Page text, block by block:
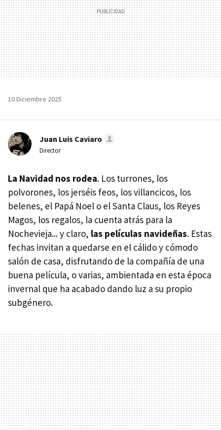
10 Diciembre 2025
Juan Luis Caviaro
Director
La Navidad nos rodea. Los turrones, los
polvorones, los jerséis feos, los villancicos, los
belenes, el Papá Noel o el Santa Claus, los Reyes
Magos, los regalos, la cuenta atrás para la
Nochevieja... y claro, las películas navideñas. Estas
fechas invitan a quedarse en el cálido y cómodo
salón de casa, disfrutando de la compañía de una
buena película, o varias, ambientada en esta época
invernal que ha acabado dando luz a su propio
subgénero.